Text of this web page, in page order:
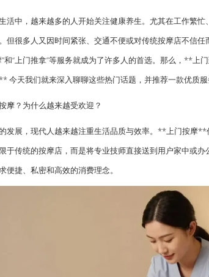
活中，越来越多的人开始关注健康养生。尤其在工作繁
但很多人又因时间紧张、交通不便或对传统按摩店不信任
”和“上门推拿”等服务就成为了许多人的首选。那么，**
今天我们就来深入聊聊这些热门话题，并推荐一款优质
摩？为什么越来越受欢迎？
发展，现代人越来越注重生活品质与效率。**上门按摩
于传统的按摩店，而是将专业技师直接送到用户家中或
便捷、私密和高效的消费理念。